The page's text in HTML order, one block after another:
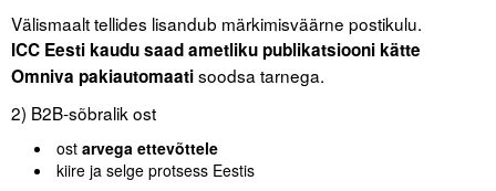
Välismaalt tellides lisandub märkimisväärne postikulu.
ICC Eesti kaudu saad ametliku publikatsiooni kätte
Omniva pakiautomaatisoodsa tarnega.
2) B2B-sõbralik ost
ost arvega ettevõttele
kiire ja selge protsess Eestis